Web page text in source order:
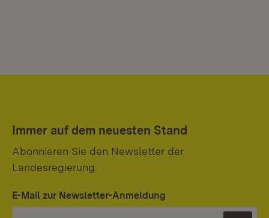
Immer auf dem neuesten Stand
Abonnieren Sie den Newsletter der
Landesregierung.
E-Mail zur Newsletter-Anmeldung